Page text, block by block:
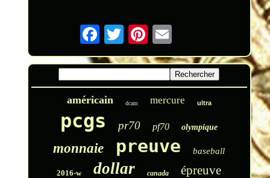
américain dcam mercure ultra
pcgs pr70 pf70 olympique
monnaie preuve baseball
2016-w dollar canada épreuve